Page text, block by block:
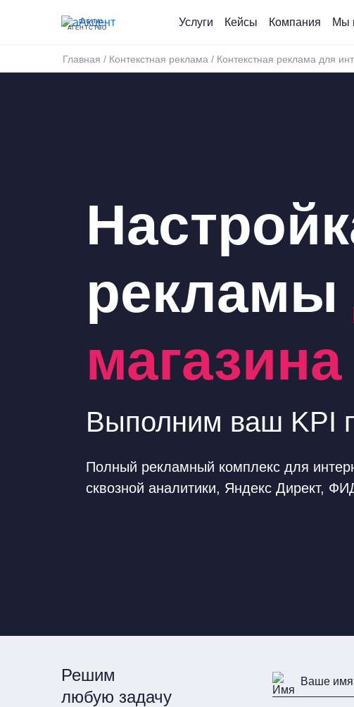
DIGITAL-
АГЕНТСТВО
Услуги Кейсы Компания Мы
Главная / Контекстная реклама / Контекстная реклама для
рекламы
магазина
Выполним ваш KPI
Полный рекламный комплекс для
сквозной аналитики, Яндекс Директ,
Решим
любую задачу